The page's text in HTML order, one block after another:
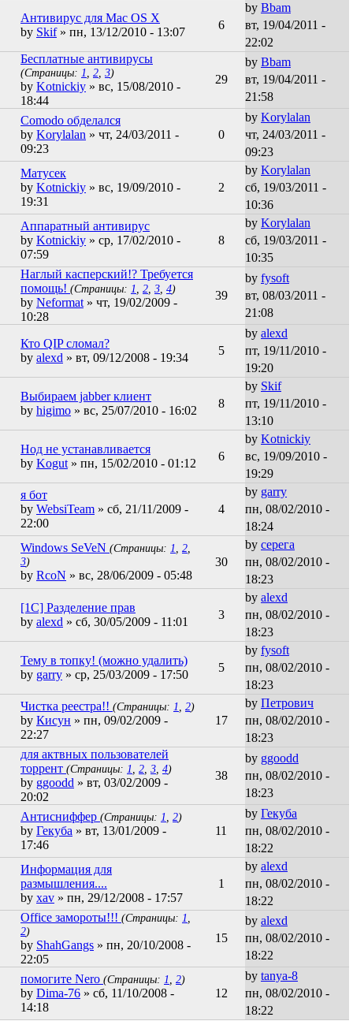
Антивирус для Mac OS X
by Skif» пн, 13/12/2010 - 13:07
6
by Bbam
вт, 19/04/2011 -
22:02
Беcплатные антивирусы
(Страницы: 1 2 3)
by Kotnickiy » вс, 15/08/2010 -
18:44
29
by Bbam
вт, 19/04/2011 -
21:58
Comodo обделался
by Korylalan » чт, 24/03/2011 -
09:23
0
by Korylalan
чт, 24/03/2011 -
09:23
Матусек
by Kotnickiy » вс, 19/09/2010 -
19:31
2
by Korylalan
сб, 19/03/2011 -
10:36
Аппаратный антивирус
by Kotnickiy » ср, 17/02/2010 -
07:59
8
by Korylalan
сб, 19/03/2011 -
10:35
Наглый касперский!? Требуется
помощь! (Страницы: 1 2 3 4)
by Neformat » чт, 19/02/2009 -
10:28
39
by fysoft
вт, 08/03/2011 -
21:08
Кто QIP сломал?
by alexd » вт, 09/12/2008 - 19:34
5
by alexd
пт, 19/11/2010 -
19:20
Выбираем jabber клиент
by higimo » вс, 25/07/2010 - 16:02
8
by Skif
пт, 19/11/2010 -
13:10
Нод не устанавливается
by Kogut » пн, 15/02/2010 - 01:12
6
by Kotnickiy
вс, 19/09/2010 -
19:29
я бот
by WebsiTeam » сб, 21/11/2009 -
22:00
4
by garry
пн, 08/02/2010 -
18:24
Windows SeVeN (Страницы: 1 2
3)
by RcoN » вс, 28/06/2009 - 05:48
30
by серега
пн, 08/02/2010 -
18:23
[1C] Разделение прав
by alexd » сб, 30/05/2009 - 11:01
3
by alexd
пн, 08/02/2010 -
18:23
Тему в топку! (можно удалить)
by garry » ср, 25/03/2009 - 17:50
5
by fysoft
пн, 08/02/2010 -
18:23
Чистка реестра!! (Страницы: 1 2)
by Кисун » пн, 09/02/2009 -
22:27
17
by Петрович
пн, 08/02/2010 -
18:23
для актвных пользователей
торрент (Страницы: 1 2 3 4)
by ggoodd » вт, 03/02/2009 -
20:02
38
by ggoodd
пн, 08/02/2010 -
18:23
Антисниффер (Страницы: 1 2)
by Гекуба » вт, 13/01/2009 -
17:46
11
by Гекуба
пн, 08/02/2010 -
18:22
Информация для
размышления....
by xav » пн, 29/12/2008 - 17:57
1
by alexd
пн, 08/02/2010 -
18:22
Office замороты!!! (Страницы: 1
2)
by ShahGangs » пн, 20/10/2008 -
22:05
15
by alexd
пн, 08/02/2010 -
18:22
помогите Nero (Страницы: 1 2)
by Dima-76 » сб, 11/10/2008 -
14:18
12
by tanya-8
пн, 08/02/2010 -
18:22